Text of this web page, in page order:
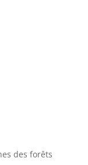
des forêts